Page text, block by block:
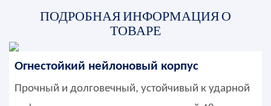
ПОДРОБНАЯ ИНФОРМАЦИЯ О
ТОВАРЕ
Огнестойкий нейлоновый корпус
Прочный и долговечный, устойчивый к ударной